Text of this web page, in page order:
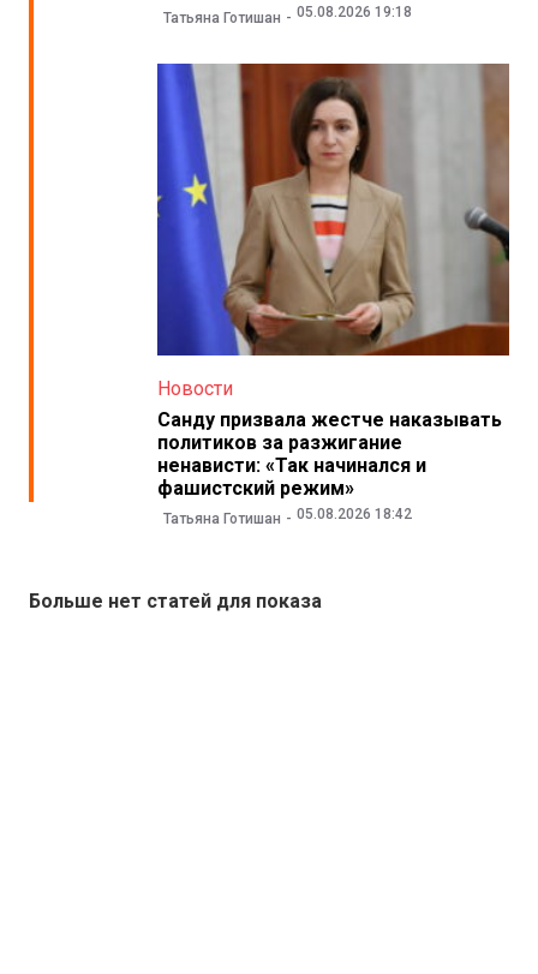
Татьяна Готишан 05.08.2026 19:18
Новости
Санду призвала жестче наказывать
политиков за разжигание
ненависти: «Так начинался и
фашистский режим»
Татьяна Готишан 05.08.2026 18:42
Больше нет статей для показа